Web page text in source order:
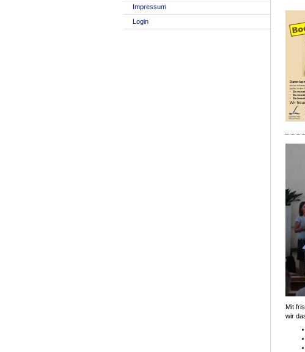
Impressum
Login
Mit
wir